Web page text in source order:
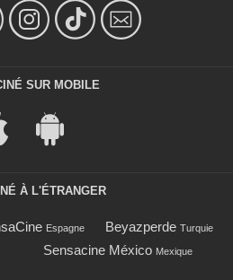
SUR MOBILE
À L'ÉTRANGER
Espagne Beyazperde Turquie
Sensacine México Mexique